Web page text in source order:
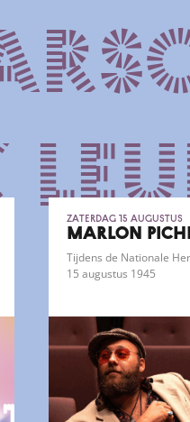
zaterdag 15 augustus
MARLON
Tijdens de Nationale
15 augustus 1945